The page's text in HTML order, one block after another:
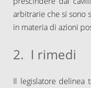
arbitrarie che si sono
in materia di azioni
2. I rimedi
Il legislatore delinea